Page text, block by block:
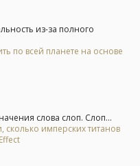
из-за полного
по всей планете на основе
слова слоп. Слоп...
сколько имперских титанов